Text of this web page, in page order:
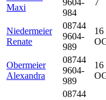
Maxi
984
Niedermeier
Renate
08744
9604-
989
16
Obermeier
Alexandra
08744
9604-
989
16
08744